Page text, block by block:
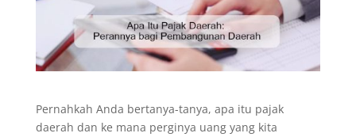
Pernahkah Anda bertanya-tanya, apa itu pajak
daerah dan ke mana perginya uang yang kita